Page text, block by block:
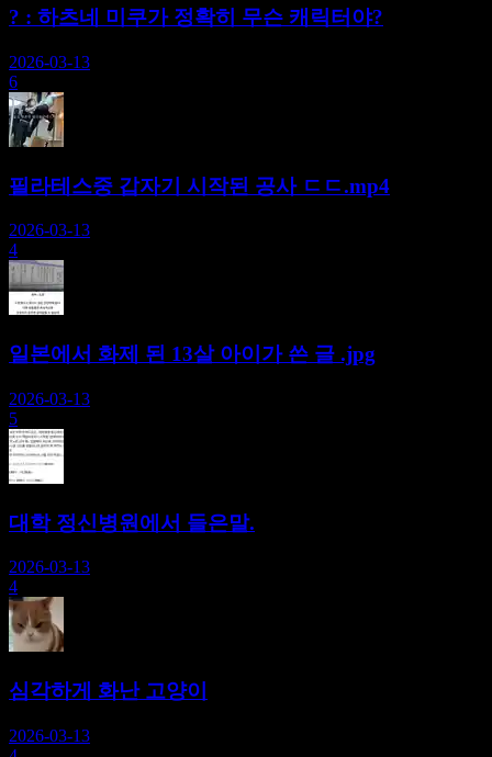
? : 하츠네 미쿠가 정확히 무슨 캐릭터야?
2026-03-13
6
필라테스중 갑자기 시작된 공사 ㄷㄷ.mp4
2026-03-13
4
일본에서 화제 된 13살 아이가 쓴 글 .jpg
2026-03-13
5
대학 정신병원에서 들은말.
2026-03-13
4
심각하게 화난 고양이
2026-03-13